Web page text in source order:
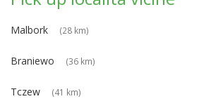
Malbork (28 km)
Braniewo (36 km)
Tczew (41 km)